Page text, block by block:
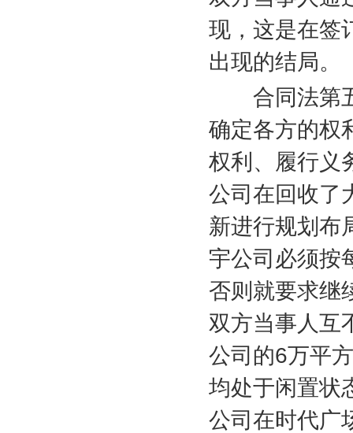
现，这是在签
出现的结局。
合同法第五
确定各方的权
权利、履行义
公司在回收了
新进行规划布
宇公司必须按
否则就要求继
双方当事人互
公司的6万平
均处于闲置状
公司在时代广